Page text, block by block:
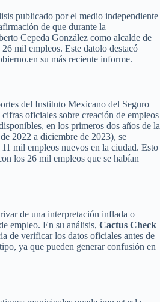
publicado por el medio independiente
de que durante la
Cepeda González como alcalde de
mil empleos. Este datolo destacó
su más reciente informe.
del Instituto Mexicano del Seguro
oficiales sobre creación de empleos
en los primeros dos años de la
2022 a diciembre de 2023), se
mil empleos nuevos en la ciudad. Esto
los 26 mil empleos que se habían
de una interpretación inflada o
empleo. En su análisis, Cactus Check
de verificar los datos oficiales antes de
ya que pueden generar confusión en